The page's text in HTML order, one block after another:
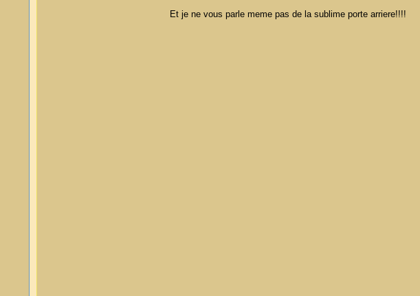
Et je ne vous parle meme pas de la sublime porte arriere!!!!